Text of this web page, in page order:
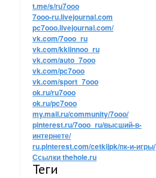
t.me/s/ru7ooo
7ooo-ru.livejournal.com
pc7ooo.livejournal.com/
vk.com/7ooo_ru
vk.com/kkiinnoo_ru
vk.com/auto_7ooo
vk.com/pc7ooo
vk.com/sport_7ooo
ok.ru/ru7ooo
ok.ru/pc7ooo
my.mail.ru/community/7ooo/
pinterest.ru/7ooo_ru/высший-в-
интернете/
ru.pinterest.com/cetkijpk/пк-и-игры/
Ссылки thehole.ru
Теги